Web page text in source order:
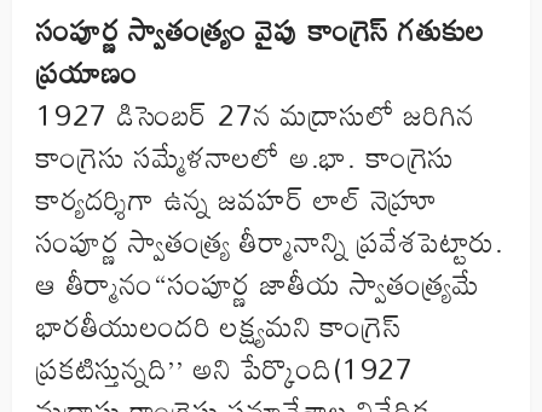
సంపూర్ణ స్వాతంత్ర్యం వైపు కాంగ్రెస్ గతుకుల
ప్రయాణం
1927 డిసెంబర్ 27న మద్రాసులో జరిగిన
కాంగ్రెసు సమ్మేళనాలలో అ.భా. కాంగ్రెసు
కార్యదర్శిగా ఉన్న జవహర్ లాల్ నెహ్రూ
సంపూర్ణ స్వాతంత్ర్య తీర్మానాన్ని ప్రవేశపెట్టారు.
ఆ తీర్మానం“సంపూర్ణ జాతీయ స్వాతంత్ర్యమే
భారతీయులందరి లక్ష్యమని కాంగ్రెస్
ప్రకటిస్తున్నది’’ అని పేర్కొంది(1927